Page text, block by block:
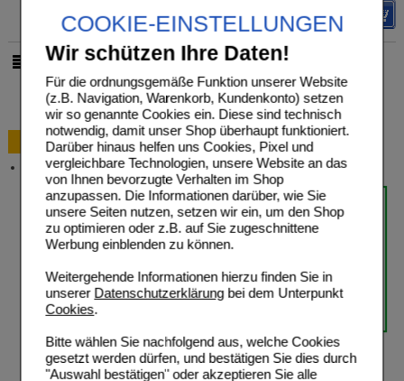
COOKIE-EINSTELLUNGEN
Wir schützen Ihre Daten!
Für die ordnungsgemäße Funktion unserer Website
(z.B. Navigation, Warenkorb, Kundenkonto) setzen
wir so genannte Cookies ein. Diese sind technisch
notwendig, damit unser Shop überhaupt funktioniert.
Darüber hinaus helfen uns Cookies, Pixel und
vergleichbare Technologien, unsere Website an das
von Ihnen bevorzugte Verhalten im Shop
anzupassen. Die Informationen darüber, wie Sie
unsere Seiten nutzen, setzen wir ein, um den Shop
zu optimieren oder z.B. auf Sie zugeschnittene
Werbung einblenden zu können.
Weitergehende Informationen hierzu finden Sie in
unserer Datenschutzerklärungbei dem Unterpunkt
Cookies.
Bitte wählen Sie nachfolgend aus, welche Cookies
gesetzt werden dürfen, und bestätigen Sie dies durch
"Auswahl bestätigen" oder akzeptieren Sie alle
Details
Bestellung
Versandkosten